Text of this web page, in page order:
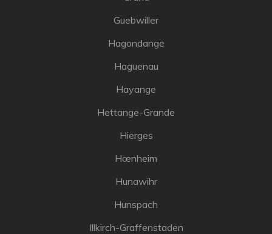
Guebwiller
Hagondange
Haguenau
Hayange
Hettange-Grande
Hierges
Hœnheim
Hunawihr
Hunspach
Illkirch-Graffenstaden